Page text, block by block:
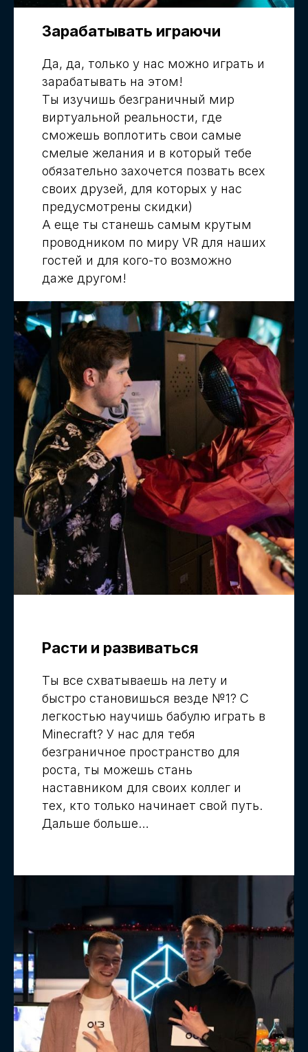
Зарабатывать играючи
Да, да, только у нас можно играть и
зарабатывать на этом!
Ты изучишь безграничный мир
виртуальной реальности, где
сможешь воплотить свои самые
смелые желания и в который тебе
обязательно захочется позвать всех
своих друзей, для которых у нас
предусмотрены скидки)
А еще ты станешь самым крутым
проводником по миру VR для наших
гостей и для кого-то возможно
даже другом!
Расти и развиваться
Ты все схватываешь на лету и
быстро становишься везде №1? С
легкостью научишь бабулю играть в
Minecraft? У нас для тебя
безграничное пространство для
роста, ты можешь стань
наставником для своих коллег и
тех, кто только начинает свой путь.
Дальше больше…